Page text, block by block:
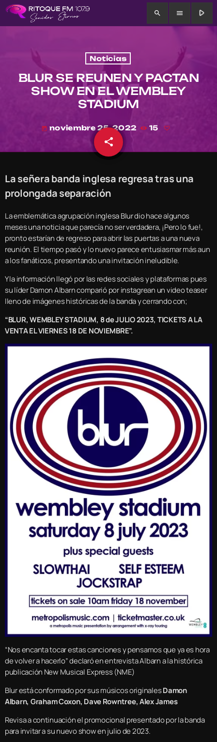
search menu play_arrow
Noticias
BLUR SE REUNEN Y PACTAN
SHOW EN EL WEMBLEY
STADIUM
today noviembre 25, 2022 15
share
email
La señera banda inglesa regresa tras una
prolongada separación
La emblemática agrupación inglesa Blur dio hace algunos
meses una noticia que parecía no ser verdadera, ¡Pero lo fue!,
pronto estarían de regreso para abrir las puertas a una nueva
reunión. El tiempo pasó y lo nuevo parece entusiasmar más aun
a los fanáticos, presentando una invitación ineludible.
Y la información llegó por las redes sociales y plataformas pues
su líder Damon Albarn comparió por instagrean un video teaser
lleno de imágenes históricas de la banda y cerrando con;
“BLUR, WEMBLEY STADIUM, 8 de JULIO 2023, TICKETS A LA
VENTA EL VIERNES 18 DE NOVIEMBRE”.
“Nos encanta tocar estas canciones y pensamos que ya es hora
de volver a hacerlo” declaró en entrevista Albarn a la histórica
publicación New Musical Express (NME)
Blur está conformado por sus músicos originalesDamon
Albarn, Graham Coxon, Dave Rowntree, Alex James
Revisa a continuación el promocional presentado por la banda
para invitar a su nuevo show en julio de 2023.